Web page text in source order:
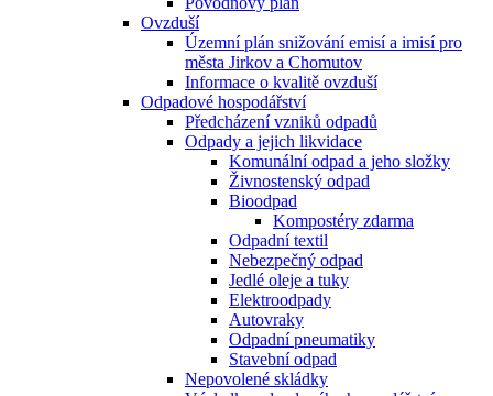
Ovzduší
Územní plán snižování emisí a imisí pro
města Jirkov a Chomutov
Informace o kvalitě ovzduší
Odpadové hospodářství
Předcházení vzniků odpadů
Odpady a jejich likvidace
Komunální odpad a jeho složky
Živnostenský odpad
Bioodpad
Kompostéry zdarma
Odpadní textil
Nebezpečný odpad
Jedlé oleje a tuky
Elektroodpady
Autovraky
Odpadní pneumatiky
Stavební odpad
Nepovolené skládky